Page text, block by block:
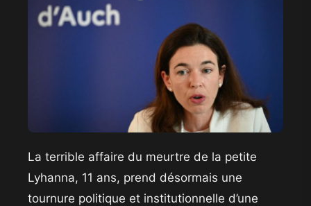
La terrible affaire du meurtre de la petite
Lyhanna, 11 ans, prend désormais une
tournure politique et institutionnelle d’une